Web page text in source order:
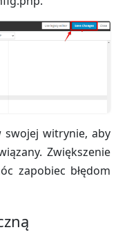
swojej witrynie, aby
Zwiększenie
zapobiec błędom